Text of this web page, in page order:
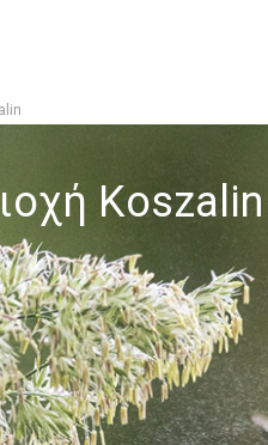
Koszalin